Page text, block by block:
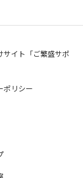
サイト「ご繁盛サポ
ポリシー